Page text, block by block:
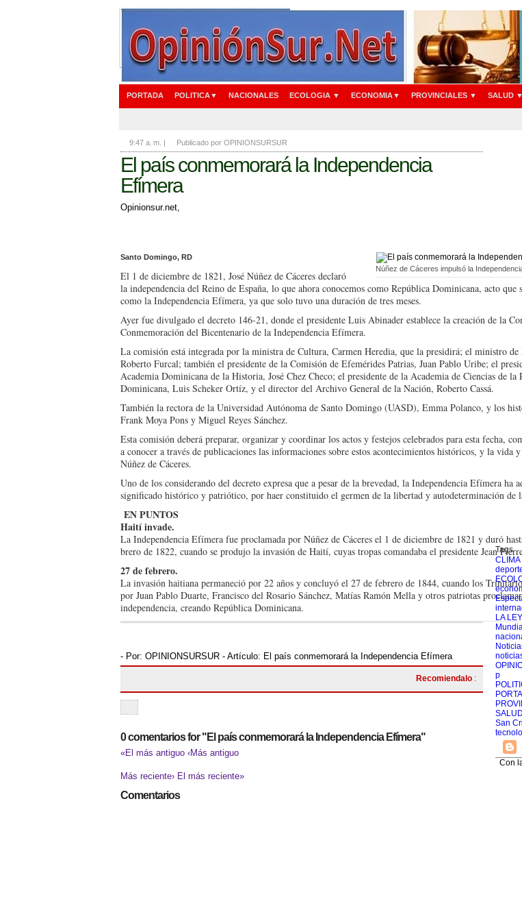
PORTADA POLITICA▼ NACIONALES ECOLOGIA ▼ ECONOMIA▼ PROVINCIALES ▼ SALUD ▼
9:47 a. m. | Publicado por OPINIONSURSUR
El país conmemorará la Independencia
Efímera
Opinionsur.net,
Núñez de Cáceres impulsó la
Santo Domingo, RD
El 1 de diciembre de 1821, José Núñez de Cáceres de­claró
la independencia del Reino de España, lo que ahora conocemos como Re­pública Dominicana, acto que
como la Independencia Efímera, ya que solo tuvo una duración de tres meses.
Ayer fue divulgado el decreto 146-21, donde el presidente Luis Abinader establece la creación de la
Conme­moración del Bicentenario de la Independencia Efí­mera.
La comisión está integra­da por la ministra de Cul­tura, Carmen Heredia, que la presidirá; el ministro de
Roberto Furcal; también el presidente de la Comisión de Efemérides Patrias, Juan Pablo Uribe; el
Acade­mia Dominicana de la His­toria, José Chez Checo; el presidente de la Academia de Ciencias de la
Dominicana, Luis Scheker Ortíz, y el director del Ar­chivo General de la Nación, Roberto Cassá.
También la rectora de la Universidad Autónoma de Santo Domingo (UASD), Emma Polanco, y los
Frank Moya Pons y Miguel Reyes Sánchez.
Esta comisión deberá preparar, organizar y coor­dinar los actos y festejos ce­lebrados para esta fecha,
a cono­cer a través de publicacio­nes las informaciones sobre estos acontecimientos his­tóricos, y la vida y
Núñez de Cáceres.
Uno de los consideran­do del decreto expresa que a pesar de la brevedad, la Independencia Efímera ha
significado histórico y patriótico, por haer constituido el germen de la libertad y autodeter­minación de
EN PUNTOS
Haití invade.
La Independencia Efí­mera fue proclamada por Núñez de Cáceres el 1 de diciembre de 1821 y duró
brero de 1822, cuando se produjo la invasión de Haití, cuyas tropas co­mandaba el presidente Jean
27 de febrero.
La invasión haitiana permaneció por 22 años y concluyó el 27 de fe­brero de 1844, cuan­do los
por Juan Pablo Duarte, Francisco del Rosario Sánchez, Matías Ramón Mella y otros pa­triotas
independencia, creando República Dominicana.
- Por: OPINIONSURSUR - Artículo: El país conmemorará la Independencia Efímera
Recomiendalo :
0 comentarios for "El país conmemorará la Independencia Efímera"
«El más antiguo ‹Más antiguo
Más reciente› El más reciente»
Comentarios
Tags
CLIMA
LA
p
SALUD
San
Con